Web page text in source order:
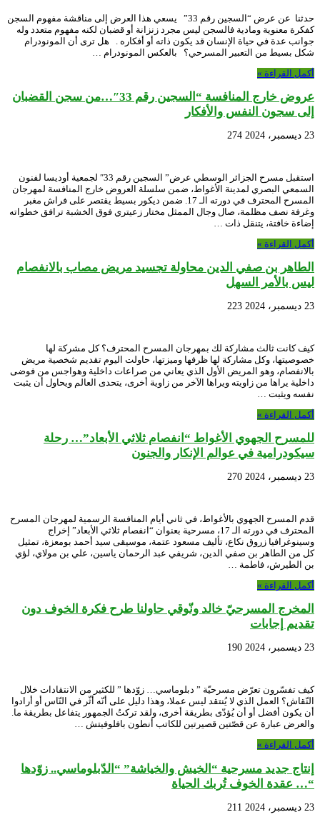
حدثنا عن عرض “السجين رقم 33” يسعي هذا العرض إلى مناقشة مفهوم السجن
كفكرة معنوية ومادية فالسجن ليس مجرد زنزانة أو قضبان لكنه مفهوم متعدد وله
جوانب عدة في حياة الإنسان قد يكون ذاته أو أفكاره . هل ترى أن المونودرام
شكل بسيط من التعبير المسرحي؟ بالعكس المونودرام …
أكمل القراءة »
عروض خارج المنافسة “السجين رقم 33″…من سجن القضبان
إلى سجون النفس والأفكار
23 ديسمبر، 2024 274
استقبل مسرح الجزائر الوسطي عرض” السجين رقم 33″ لجمعية أوديسا لفنون
السمعي البصري لمدينة الأغواط، ضمن سلسلة العروض خارج المنافسة لمهرجان
المسرح المحترف في دورته الـ 17. ضمن ديكور بسيط يقتصر على فراش مغبر
وغرفة نصف مظلمة، صال وجال الممثل مختار زعيتري فوق الخشبة ترافق خطواته
إضاءة خافتة، يتنقل ذات …
أكمل القراءة »
الطاهر بن صفي الدين محاولة تجسيد مريض مصاب بالانفصام
ليس بالأمر السهل
23 ديسمبر، 2024 223
كيف كانت ثالث مشاركة لك بمهرجان المسرح المحترف؟ كل مشركة لها
خصوصيتها، وكل مشاركة لها ظرفها وميزتها، حاولت اليوم تقديم شخصية مريض
بالانفصام، وهو المريض الأول الذي يعاني من صراعات داخلية وهواجس من فوضى
داخلية يراها من زاويته ويراها الآخر من زاوية أخرى، يتحدى العالم ويحاول أن يثبت
نفسه ويثبت …
أكمل القراءة »
للمسرح الجهوي الأغواط “انفصام ثلاثي الأبعاد”… رحلة
سيكودرامية في عوالم الإنكار والجنون
23 ديسمبر، 2024 270
قدم المسرح الجهوي بالأغواط، في ثاني أيام المنافسة الرسمية لمهرجان المسرح
المحترف في دورته الـ 17، مسرحية بعنوان “انفصام ثلاثي الأبعاد” إخراج
وسينوغرافيا زروق نكاع، تأليف مسعود عتمة، موسيقى سيد أحمد بومعزة، تمثيل
كل من الطاهر بن صفي الدين، شريفي عبد الرحمان ياسين، علي بن مولاي، لؤي
بن الطيرش، فاطمة …
أكمل القراءة »
المخرج المسرحيّ خالد ونّوقي حاولنا طرح فكرة الخوف دون
تقديم إجابات
23 ديسمبر، 2024 190
كيف تفسّرون تعرّض مسرحيّة ” دبلوماسي… زوّدها ” للكثير من الانتقادات خلال
النّقاش؟ العمل الذي لا يُنتقد ليس عملا، وهذا دليل على أنّه أثّر في النّاس أو أرادوا
أن يكون أفضل أو أن يُؤدّى بطريقة أخرى، ولقد تركتُ الجمهور يتفاعل بطريقة ما.
والعرض عبارة عن قصّتين قصيرتين للكاتب أنطون بافلوفيتش …
أكمل القراءة »
إنتاج جديد مسرحية “الخيش والخياشة” “الدّبلوماسي.. زوّدها
“… عقدة الخوف تُربك الحياة
23 ديسمبر، 2024 211